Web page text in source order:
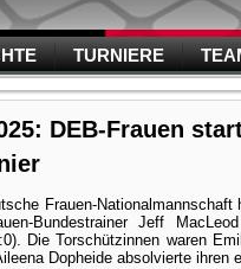
TURNIERE
DEB-Frauen
Frauen-
Bundestrainer Jeff
Die Torschützinnen waren
Dopheide absolvierte ihren